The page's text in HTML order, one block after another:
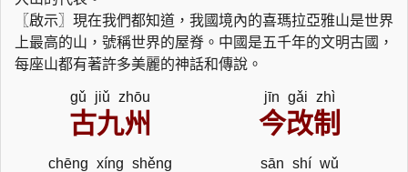
〖啟示〗現在我們都知道，我國境內的喜瑪拉亞雅山是世界
上最高的山，號稱世界的屋脊。中國是五千年的文明古國，
每座山都有著許多美麗的神話和傳說。
gǔ jiǔ zhōu jīn gǎi zhì
古九州 今改制
chēng xíng shěng sān shí wǔ